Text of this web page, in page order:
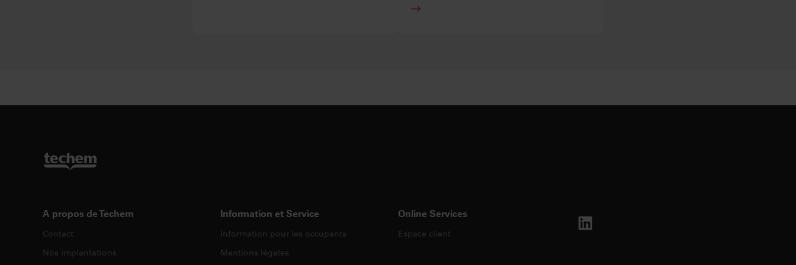
A propos de Techem
Contact
Nos implantations
Information et Service
Information pour les occupants
Mentions légales
Online Services
Espace client